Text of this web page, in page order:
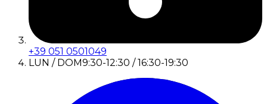
+39 051 0501049
LUN / DOM9:30-12:30 / 16:30-19:30